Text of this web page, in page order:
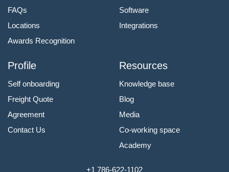
FAQs
Locations
Awards Recognition
Software
Integrations
Profile
Self onboarding
Freight Quote
Agreement
Contact Us
Resources
Knowledge base
Blog
Media
Co-working space
Academy
+1 786-622-1102